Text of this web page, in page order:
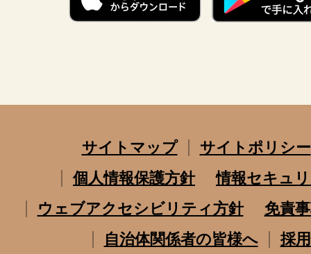
サイトマップ
サイトポリシー
個人情報保護方針
情報セキュ
ウェブアクセシビリティ方針
免責
自治体関係者の皆様へ
採